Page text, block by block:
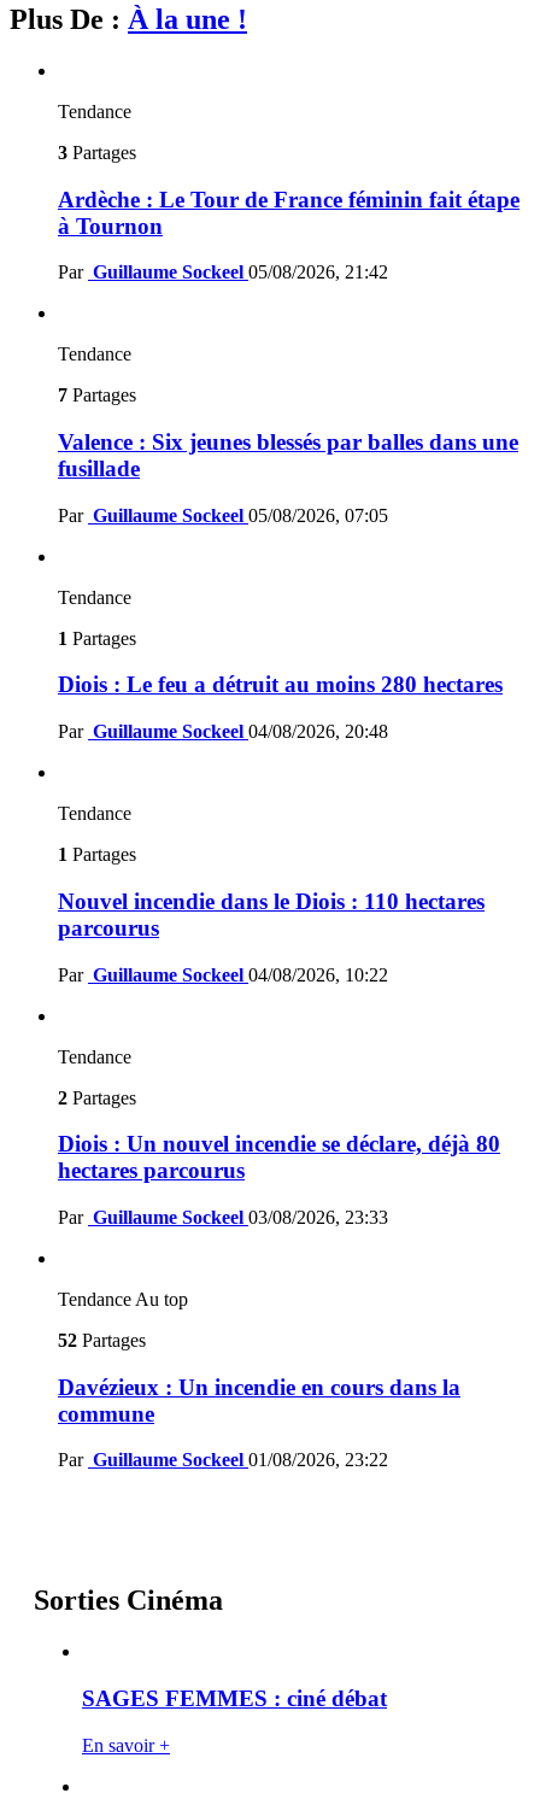
Plus De : À la une !
Tendance
3 Partages
Ardèche : Le Tour de France féminin fait étape
à Tournon
Par Guillaume Sockeel 05/08/2026, 21:42
Tendance
7 Partages
Valence : Six jeunes blessés par balles dans une
fusillade
Par Guillaume Sockeel 05/08/2026, 07:05
Tendance
1 Partages
Diois : Le feu a détruit au moins 280 hectares
Par Guillaume Sockeel 04/08/2026, 20:48
Tendance
1 Partages
Nouvel incendie dans le Diois : 110 hectares
parcourus
Par Guillaume Sockeel 04/08/2026, 10:22
Tendance
2 Partages
Diois : Un nouvel incendie se déclare, déjà 80
hectares parcourus
Par Guillaume Sockeel 03/08/2026, 23:33
Tendance Au top
52 Partages
Davézieux : Un incendie en cours dans la
commune
Par Guillaume Sockeel 01/08/2026, 23:22
Sorties Cinéma
SAGES FEMMES : ciné débat
En savoir +